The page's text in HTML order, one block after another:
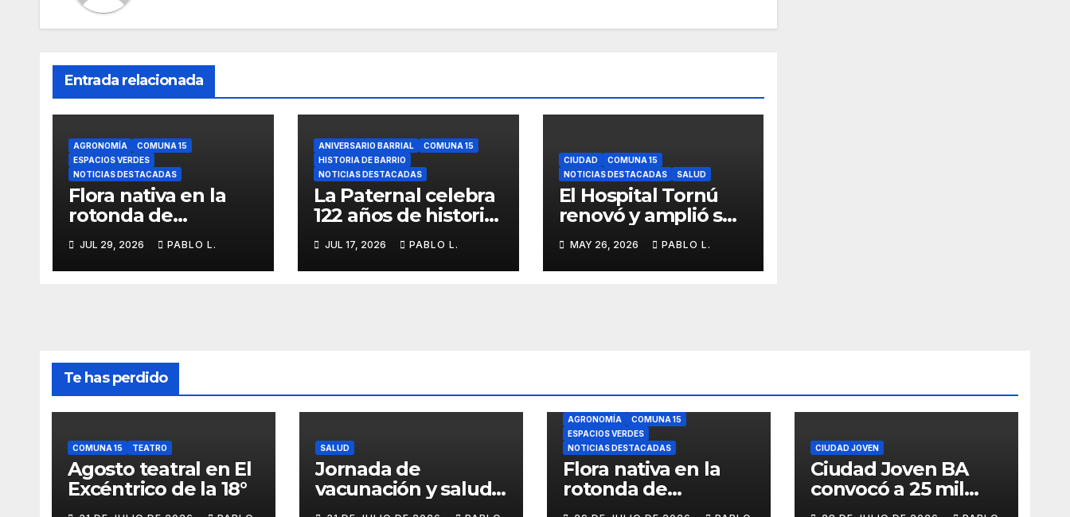
Entrada relacionada
AGRONOMÍA
COMUNA 15
ESPACIOS VERDES
NOTICIAS DESTACADAS
Flora nativa en la
rotonda de
JUL 29, 2026 PABLO L.
ANIVERSARIO BARRIAL
COMUNA 15
HISTORIA DE BARRIO
NOTICIAS DESTACADAS
La Paternal celebra
122 años de historia,
memoria barrial
JUL 17, 2026 PABLO L.
CIUDAD
COMUNA 15
NOTICIAS DESTACADAS
SALUD
El Hospital Tornú
renovó y amplió su
Anatomía
Patológica en
MAY 26, 2026 PABLO L.
Te has perdido
COMUNA 15 TEATRO
Agosto teatral en El
Excéntrico de la 18°
SALUD
Jornada de
vacunación y salud
AGRONOMÍA
COMUNA 15
ESPACIOS VERDES
NOTICIAS DESTACADAS
Flora nativa en la
rotonda de
CIUDAD JOVEN
Ciudad Joven BA
convocó a 25 mil